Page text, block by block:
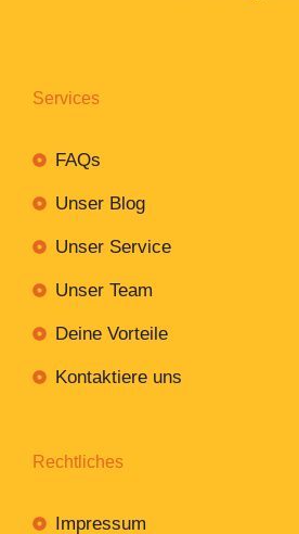
Services
FAQs
Unser Blog
Unser Service
Unser Team
Deine Vorteile
Kontaktiere uns
Rechtliches
Impressum